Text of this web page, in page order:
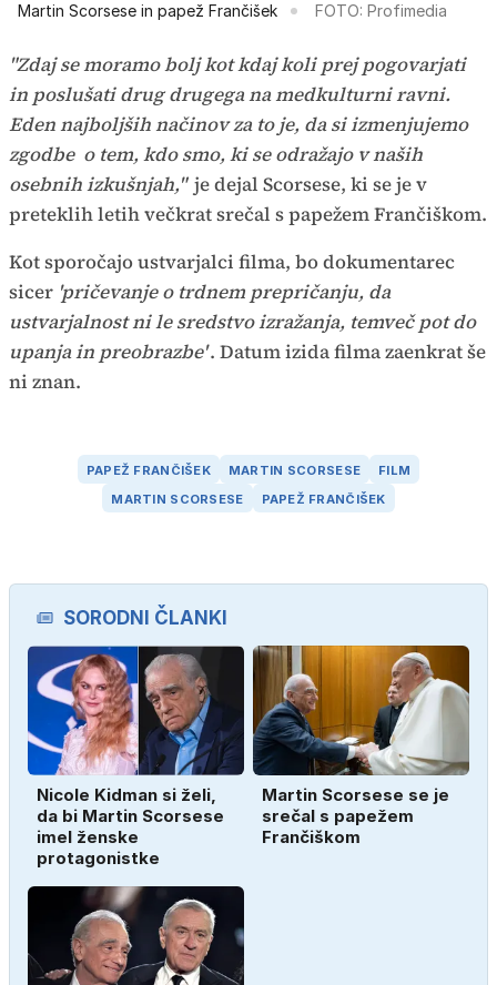
Martin Scorsese in papež Frančišek FOTO: Profimedia
"Zdaj se moramo bolj kot kdaj koli prej pogovarjati
in poslušati drug drugega na medkulturni ravni.
Eden najboljših načinov za to je, da si izmenjujemo
zgodbe o tem, kdo smo, ki se odražajo v naših
osebnih izkušnjah," je dejal Scorsese, ki se je v
preteklih letih večkrat srečal s papežem Frančiškom.
Kot sporočajo ustvarjalci filma, bo dokumentarec
sicer 'pričevanje o trdnem prepričanju, da
ustvarjalnost ni le sredstvo izražanja, temveč pot do
upanja in preobrazbe' . Datum izida filma zaenkrat še
ni znan.
PAPEŽ FRANČIŠEK MARTIN SCORSESE
FILM
MARTIN SCORSESE
PAPEŽ FRANČIŠEK
SORODNI ČLANKI
Nicole Kidman si želi,
da bi Martin Scorsese
imel ženske
protagonistke
Martin Scorsese se je
srečal s papežem
Frančiškom